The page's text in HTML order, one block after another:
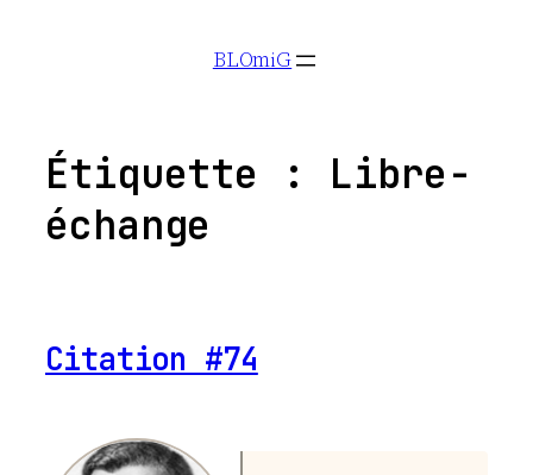
BLOmiG
Étiquette : Libre-
échange
Citation #74